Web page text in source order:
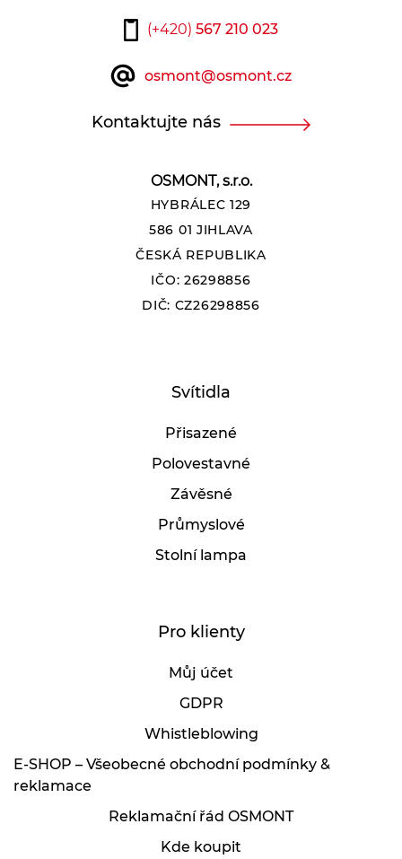
OSMONT, s.r.o.
HYBRÁLEC 129
586 01 JIHLAVA
ČESKÁ REPUBLIKA
IČO: 26298856
DIČ: CZ26298856
Svítidla
Přisazené
Polovestavné
Závěsné
Průmyslové
Stolní lampa
Pro klienty
Můj účet
GDPR
Whistleblowing
E-SHOP – Všeobecné obchodní podmínky &
reklamace
Reklamační řád OSMONT
Kde koupit
(+420) 567 210 023
osmont@osmont.cz
Kontaktujte nás